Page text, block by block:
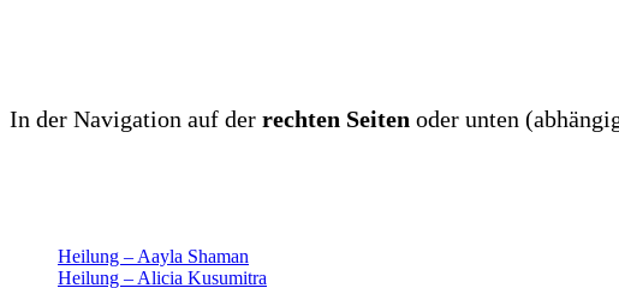
In der Navigation auf der rechten Seiten oder unten
Heilung – Aayla Shaman
Heilung – Alicia Kusumitra